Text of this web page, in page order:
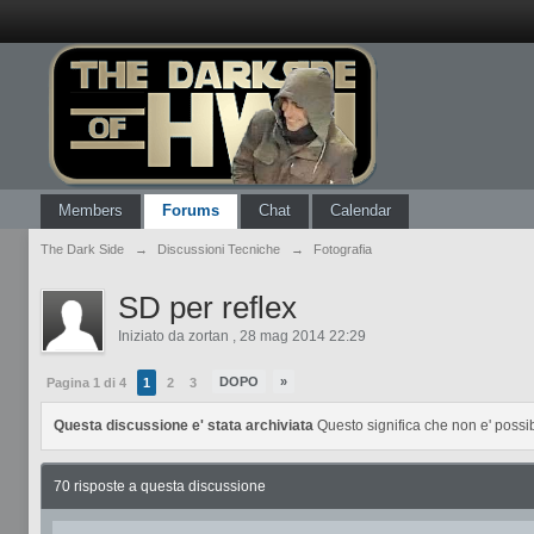
Members Forums Chat Calendar
The Dark Side → Discussioni Tecniche → Fotografia
SD per reflex
Iniziato da zortan , 28 mag 2014 22:29
Pagina 1 di 4 1 2 3 DOPO »
Questa discussione e' stata archiviataQuesto significa che non e'
70 risposte a questa discussione